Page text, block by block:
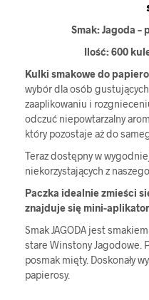
Smak: Jagoda –
Ilość: 600
Kulki smakowe do
wybór dla osób
zaaplikowaniu i
odczuć niepowtarzalny
który pozostaje aż do
Teraz dostępny w
niekorzystających z
Paczka idealnie zmieści
znajduje się mini-
Smak JAGODA jest
stare Winstony Jagodowe.
posmak mięty. Doskonały
papierosy.